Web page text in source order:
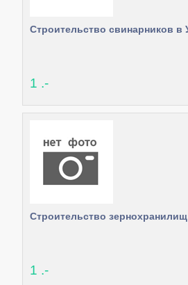
Строительство свинарников в
1 .-
Строительство зернохранилищ
1 .-